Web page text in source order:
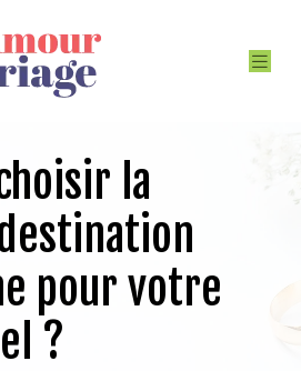
la
pour votre
?